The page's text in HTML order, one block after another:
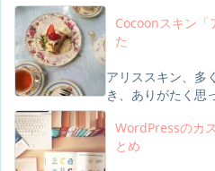
Cocoonスキン「
た
アリススキン、多
き、ありがたく思
WordPressのカ
とめ